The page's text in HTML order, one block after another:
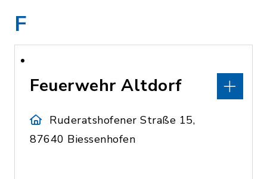
F
Feuerwehr Altdorf
Ruderatshofener Straße 15,
87640 Biessenhofen